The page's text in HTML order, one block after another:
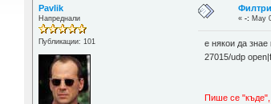
Pavlik
Напреднали
Публикации: 101
«-: May
е някои да знае
27015/udp
Пише се "къде",